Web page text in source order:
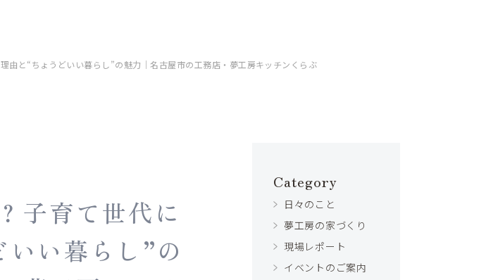
由と“ちょうどいい暮らし”の魅力｜名古屋市の工務店・夢工房キッチンくらぶ
子育て世代に
い暮らし”の
Category
日々のこと
夢工房の家づくり
現場レポート
イベントのご案内